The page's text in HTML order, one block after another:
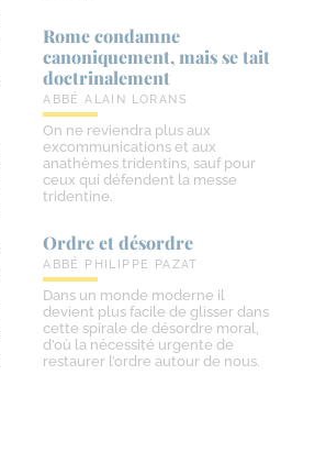
Rome condamne
canoniquement, mais se tait
doctrinalement
ABBÉ ALAIN LORANS
On ne reviendra plus aux
excommunications et aux
anathèmes tridentins, sauf pour
ceux qui défendent la messe
tridentine.
Ordre et désordre
ABBÉ PHILIPPE PAZAT
Dans un monde moderne il
devient plus facile de glisser dans
cette spirale de désordre moral,
d’où la nécessité urgente de
restaurer l’ordre autour de nous.